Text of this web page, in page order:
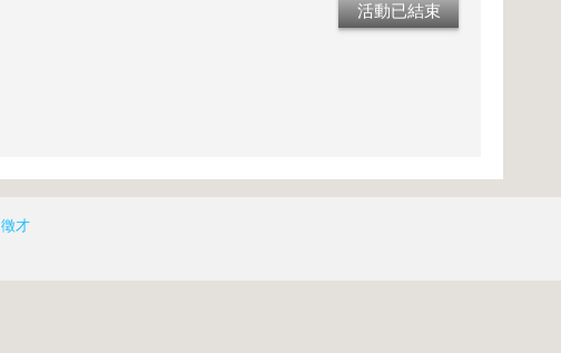
活動已結束
徵才